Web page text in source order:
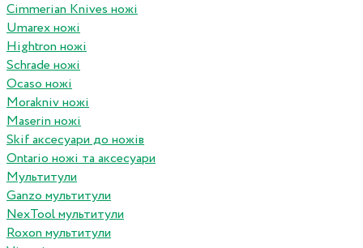
Cimmerian Knives ножі
Umarex ножі
Hightron ножі
Schrade ножі
Ocaso ножі
Morakniv ножі
Maserin ножі
Skif аксесуари до ножів
Ontario ножі та аксесуари
Мультитули
Ganzo мультитули
NexTool мультитули
Roxon мультитули